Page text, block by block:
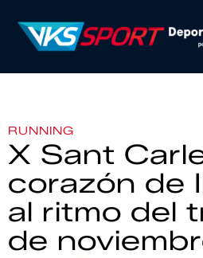
RUNNING
X Sant
corazón de
al ritmo del
de